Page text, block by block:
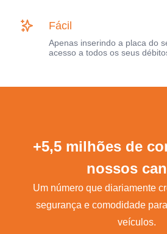
Fácil
Apenas inserindo a placa do
acesso a todos os seus
+5,5 milhões de
nossos
Um número que diariamente
segurança e comodidade
veículos.